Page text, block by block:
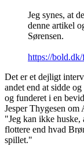
Jeg synes, at
denne artikel
Sørensen.
https://
Det er et dejligt
andet end at sidde
og funderet i en
Jesper Thygesen
"Jeg kan ikke huske,
flottere end hvad
spillet."